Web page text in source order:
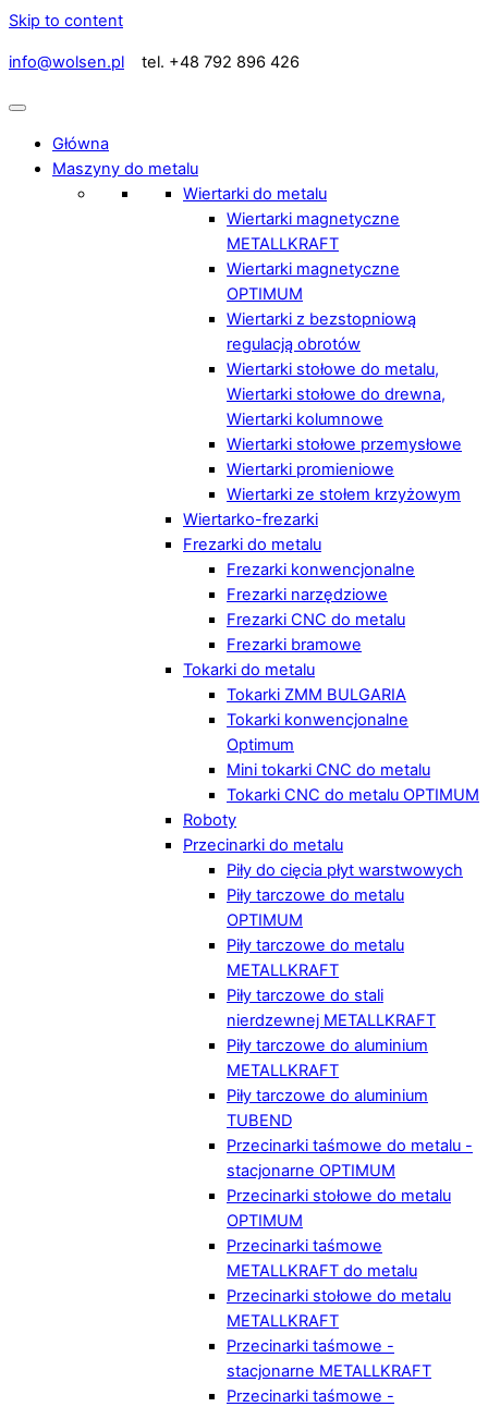
Skip to content
info@wolsen.pl tel. +48 792 896 426
Główna
Maszyny do metalu
Wiertarki do metalu
Wiertarki magnetyczne
METALLKRAFT
Wiertarki magnetyczne
OPTIMUM
Wiertarki z bezstopniową
regulacją obrotów
Wiertarki stołowe do metalu,
Wiertarki stołowe do drewna,
Wiertarki kolumnowe
Wiertarki stołowe przemysłowe
Wiertarki promieniowe
Wiertarki ze stołem krzyżowym
Wiertarko-frezarki
Frezarki do metalu
Frezarki konwencjonalne
Frezarki narzędziowe
Frezarki CNC do metalu
Frezarki bramowe
Tokarki do metalu
Tokarki ZMM BULGARIA
Tokarki konwencjonalne
Optimum
Mini tokarki CNC do metalu
Tokarki CNC do metalu OPTIMUM
Roboty
Przecinarki do metalu
Piły do cięcia płyt warstwowych
Piły tarczowe do metalu
OPTIMUM
Piły tarczowe do metalu
METALLKRAFT
Piły tarczowe do stali
nierdzewnej METALLKRAFT
Piły tarczowe do aluminium
METALLKRAFT
Piły tarczowe do aluminium
TUBEND
Przecinarki taśmowe do metalu -
stacjonarne OPTIMUM
Przecinarki stołowe do metalu
OPTIMUM
Przecinarki taśmowe
METALLKRAFT do metalu
Przecinarki stołowe do metalu
METALLKRAFT
Przecinarki taśmowe -
stacjonarne METALLKRAFT
Przecinarki taśmowe -